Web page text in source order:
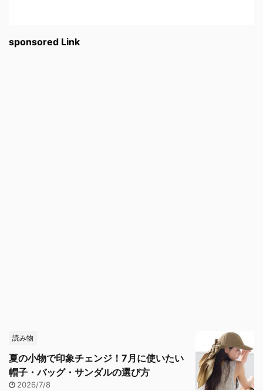
sponsored Link
読み物
夏の小物で印象チェンジ！7月に使いたい
帽子・バッグ・サンダルの選び方
2026/7/8